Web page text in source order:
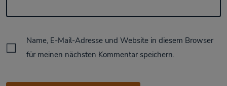
Name, E-Mail-Adresse und Website in diesem Browser
für meinen nächsten Kommentar speichern.